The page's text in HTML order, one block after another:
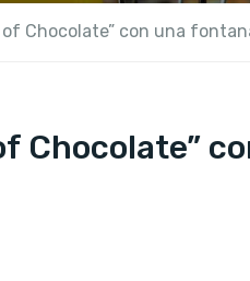
of Chocolate” con una
Chocolate”